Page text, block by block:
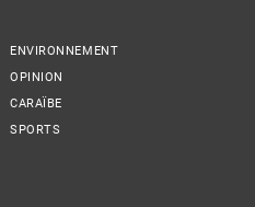
ENVIRONNEMENT
OPINION
CARAÏBE
SPORTS